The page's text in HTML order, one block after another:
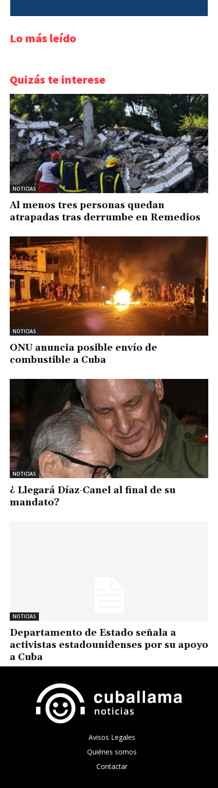
Lo más leído
Quizás te interese
NOTICIAS
Al menos tres personas quedan
atrapadas tras derrumbe en Remedios
NOTICIAS
ONU anuncia posible envío de
combustible a Cuba
NOTICIAS
¿ Llegará Díaz-Canel al final de su
mandato?
NOTICIAS
Departamento de Estado señala a
activistas estadounidenses por su apoyo
a Cuba
Avisos Legales
Quiénes somos
Contactar